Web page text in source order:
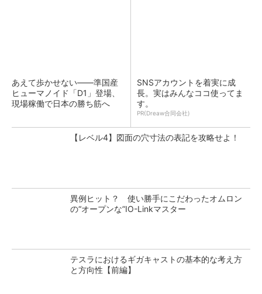
あえて歩かせない――準国産
ヒューマノイド「D1」登場、
現場稼働で日本の勝ち筋へ
SNSアカウントを着実に成
長。実はみんなココ使ってま
す。
PR(Dreaw合同会社)
【レベル4】図面の穴寸法の表記を攻略せよ！
異例ヒット？ 使い勝手にこだわったオムロン
の“オープンな”IO-Linkマスター
テスラにおけるギガキャストの基本的な考え方
と方向性【前編】